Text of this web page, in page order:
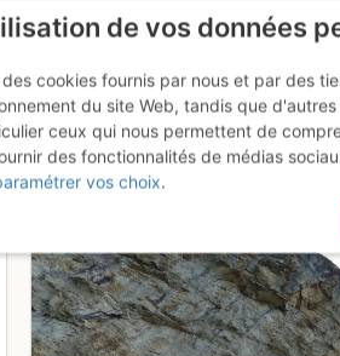
sur
de vos données
cookies fournis par nous et par des
du site Web, tandis que
ceux qui nous permettent de
des fonctionnalités de médias
vos choix.